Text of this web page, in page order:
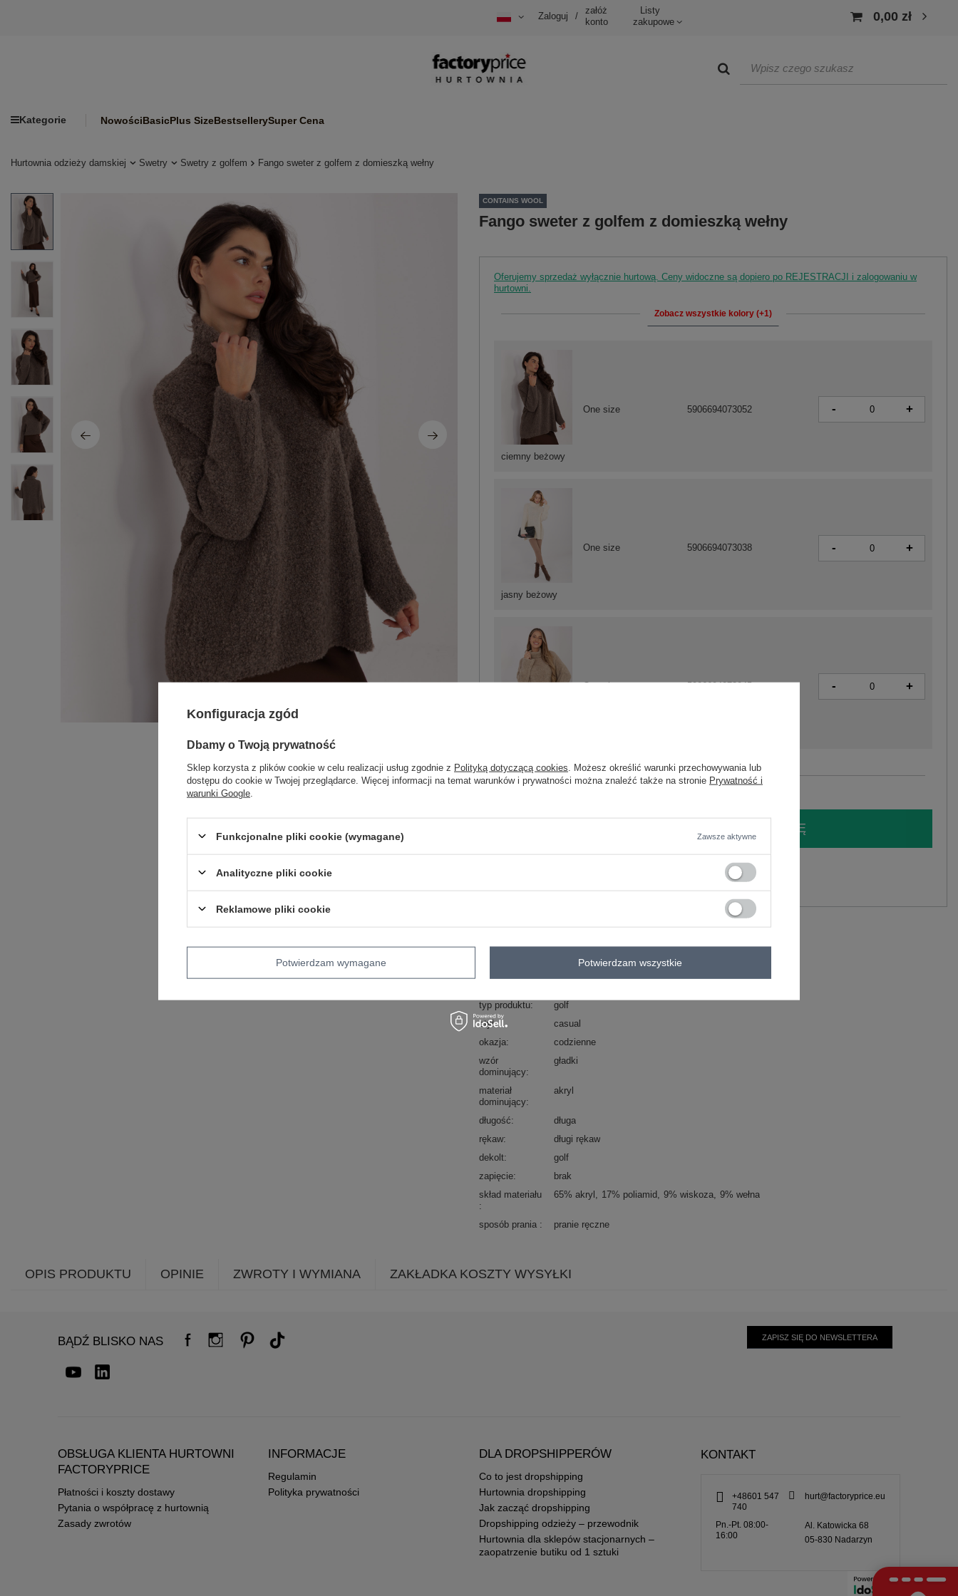
Zaloguj /
załóż
konto
Listy
zakupowe
0,00 zł
Kategorie NowościBasicPlus SizeBestsellerySuper Cena
Hurtownia odzieży damskiej Swetry Swetry z golfem Fango sweter z golfem z domieszką wełny
CONTAINS WOOL
Fango sweter z golfem z domieszką wełny
Oferujemy sprzedaż wyłącznie hurtową. Ceny widoczne są dopiero po REJESTRACJI i zalogowaniu w
hurtowni.
Zobacz wszystkie kolory (+1)
ciemny beżowy
One size 5906694073052 - +
jasny beżowy
One size 5906694073038 - +
One size 5906694073045 - +
Zobacz wszystkie kolory (+1)
ZALOGUJ SIĘ I ZOBACZ CENĘ
CH-SW-72993.25
typ produktu
golf
styl
casual
okazja
codzienne
wzór
dominujący
gładki
materiał
dominujący
akryl
długość
długa
rękaw
długi rękaw
dekolt
golf
zapięcie
brak
skład materiału
65% akryl 17% poliamid 9% wiskoza 9% wełna
sposób prania pranie ręczne
OPIS PRODUKTU OPINIE ZWROTY I WYMIANA ZAKŁADKA KOSZTY WYSYŁKI
BĄDŹ BLISKO NAS ZAPISZ SIĘ DO NEWSLETTERA
OBSŁUGA KLIENTA HURTOWNI
FACTORYPRICE
Płatności i koszty dostawy
Pytania o współpracę z hurtownią
Zasady zwrotów
INFORMACJE
Regulamin
Polityka prywatności
DLA DROPSHIPPERÓW
Co to jest dropshipping
Hurtownia dropshipping
Jak zacząć dropshipping
Dropshipping odzieży – przewodnik
Hurtownia dla sklepów stacjonarnych –
zaopatrzenie butiku od 1 sztuki
KONTAKT
+48601 547
740
hurt@factoryprice.eu
Pn.-Pt. 08:00-
16:00
Al. Katowicka 68
05-830 Nadarzyn
Konfiguracja zgód
Dbamy o Twoją prywatność
Sklep korzysta z plików cookie w celu realizacji usług zgodnie z Polityką dotyczącą cookies . Możesz określić warunki przechowywania lub
dostępu do cookie w Twojej przeglądarce. Więcej informacji na temat warunków i prywatności można znaleźć także na stronie Prywatność i
warunki Google
Funkcjonalne pliki cookie (wymagane) Zawsze aktywne
Analityczne pliki cookie
Reklamowe pliki cookie
Potwierdzam wymagane Potwierdzam wszystkie